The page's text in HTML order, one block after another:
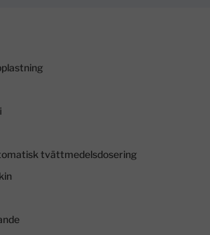
tvättmedelsdosering